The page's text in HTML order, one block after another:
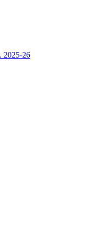
2025-26